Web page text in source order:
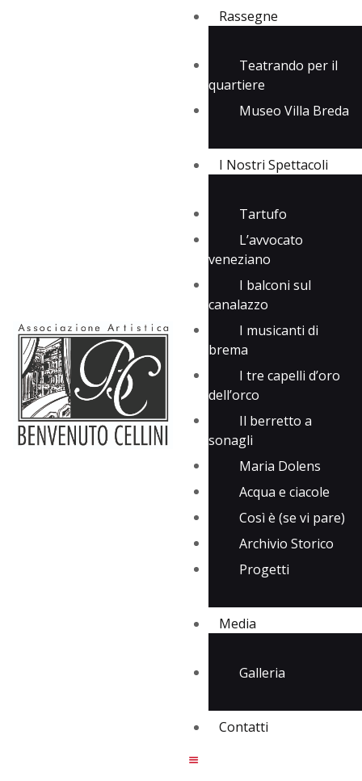
Rassegne
Teatrando per il
quartiere
Museo Villa Breda
I Nostri Spettacoli
Tartufo
L’avvocato
veneziano
I balconi sul
canalazzo
I musicanti di
brema
I tre capelli d’oro
dell’orco
Il berretto a
sonagli
Maria Dolens
Acqua e ciacole
Così è (se vi pare)
Archivio Storico
Progetti
Media
Galleria
Contatti
I Nostri Spettacoli